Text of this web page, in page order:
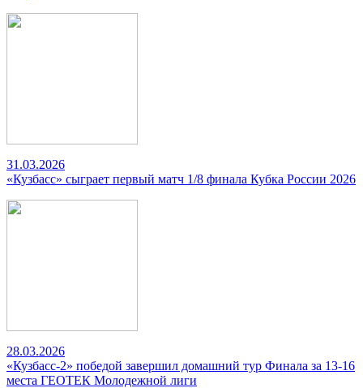
31.03.2026
«Кузбасс» сыграет первый матч 1/8 финала Кубка России 2026
28.03.2026
«Кузбасс-2» победой завершил домашний тур Финала за 13-16
места ГЕОТЕК Молодежной лиги